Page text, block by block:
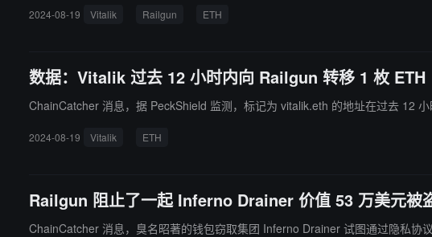
2024-08-19 Vitalik Railgun ETH
数据：Vitalik 过去 12 小时内向 Railgun 转移 1 枚 ETH
ChainCatcher 消息，据 PeckShield 监测，标记为 vitalik.eth 的地址在过去 12 小
2024-08-19 Vitalik ETH
Railgun 阻止了一起 Inferno Drainer 价值 53 万美元被
ChainCatcher 消息，臭名昭著的钱包窃取集团 Inferno Drainer 试图通过隐私